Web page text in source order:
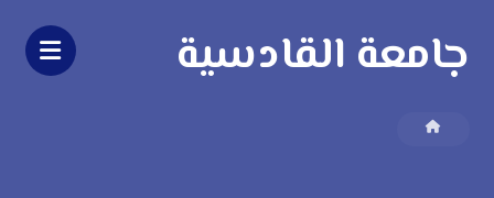
جامعة القادسية